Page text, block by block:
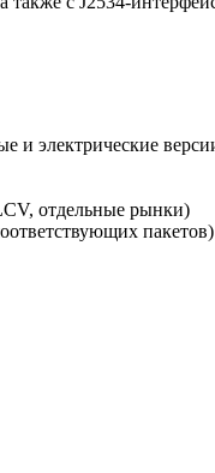
и электрические
отдельные рынки)
пакетов)